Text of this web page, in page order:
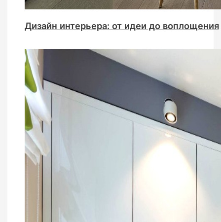
Дизайн интерьера: от идеи до воплощения